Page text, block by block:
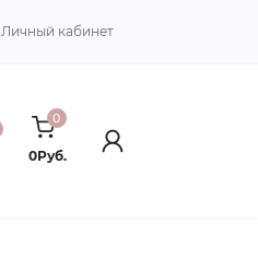
Личный кабинет
0
0Руб.